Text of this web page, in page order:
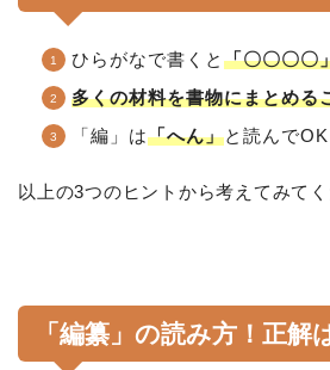
ひらがなで書くと 「〇〇〇〇
多くの材料を書物にまとめる
「編」は「へん」と読んでOK
以上の3つのヒントから考えてみて
「編纂」の読み方！正解